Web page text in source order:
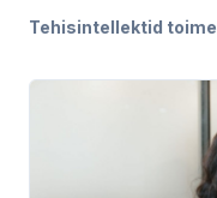
Tehisintellektid